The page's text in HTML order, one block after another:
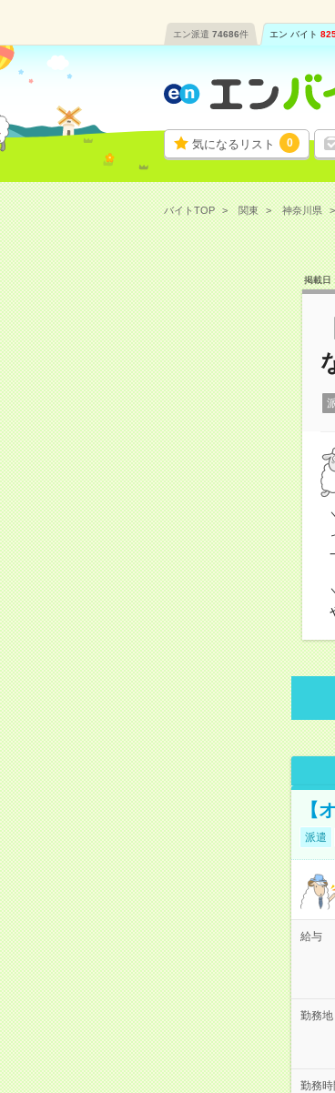
エン派遣 74686件 エン バイト
気になるリスト 0
バイトTOP 関東 神奈川県
掲載日
【
派遣
給与
勤務地
勤務時